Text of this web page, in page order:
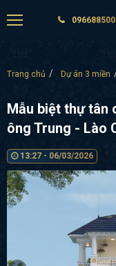
Trang chủ Dự án 3 miền
Mẫu biệt thự tân
ông Trung - Lào
13:27 - 06/03/2026